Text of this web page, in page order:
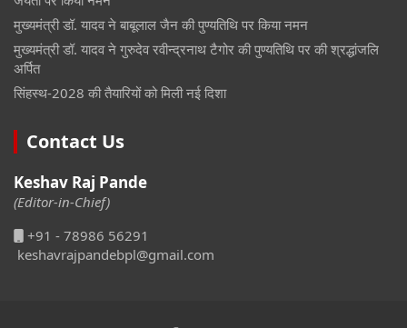
मुख्यमंत्री डॉ. यादव ने बाबूलाल जैन की पुण्यतिथि पर किया नमन
मुख्यमंत्री डॉ. यादव ने गुरुदेव रवीन्द्रनाथ टैगोर की पुण्यतिथि पर की श्रद्धांजलि
अर्पित
सिंहस्थ-2028 की तैयारियों को मिली नई दिशा
Contact Us
Keshav Raj Pande
(Editor-in-Chief)
+91 - 78986 56291
keshavrajpandebpl@gmail.com